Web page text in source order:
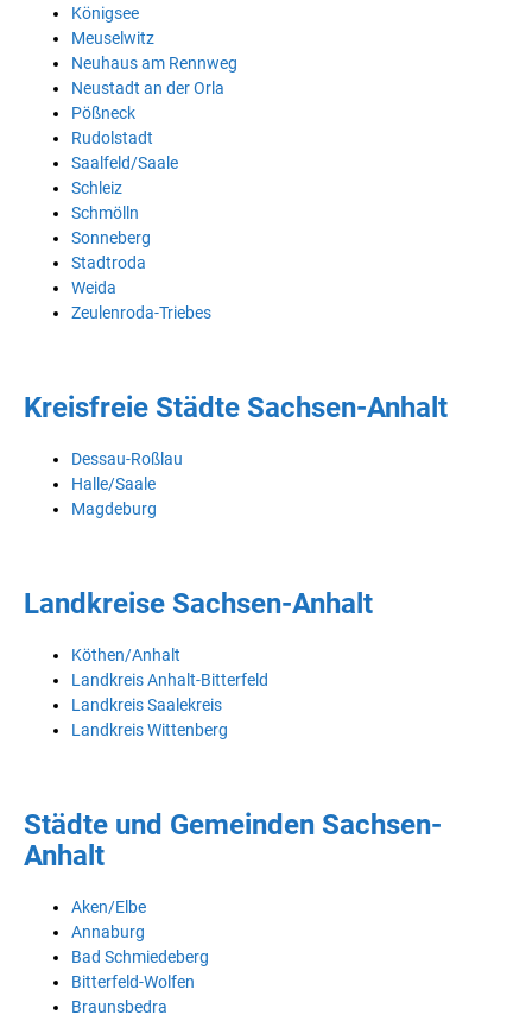
Königsee
Meuselwitz
Neuhaus am Rennweg
Neustadt an der Orla
Pößneck
Rudolstadt
Saalfeld/Saale
Schleiz
Schmölln
Sonneberg
Stadtroda
Weida
Zeulenroda-Triebes
Kreisfreie Städte Sachsen-Anhalt
Dessau-Roßlau
Halle/Saale
Magdeburg
Landkreise Sachsen-Anhalt
Köthen/Anhalt
Landkreis Anhalt-Bitterfeld
Landkreis Saalekreis
Landkreis Wittenberg
Städte und Gemeinden Sachsen-
Anhalt
Aken/Elbe
Annaburg
Bad Schmiedeberg
Bitterfeld-Wolfen
Braunsbedra